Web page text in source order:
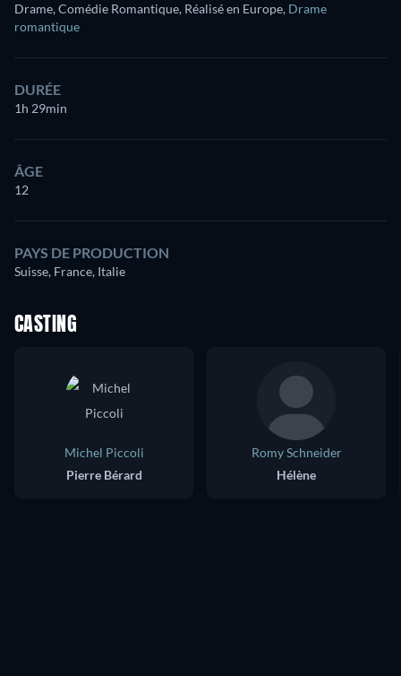
Drame, Comédie Romantique, Réalisé en Europe, Drame
romantique
DURÉE
1h 29min
ÂGE
12
PAYS DE PRODUCTION
Suisse, France, Italie
CASTING
Michel Piccoli
Pierre Bérard
Romy Schneider
Hélène